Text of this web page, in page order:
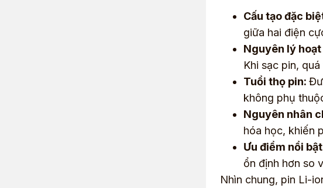
Cấu tạo đặc
giữa hai điện
Nguyên lý
Khi sạc pin,
Tuổi thọ pin:
không phụ
Nguyên nhân
hóa học, khiến
Ưu điểm nổi
ổn định hơn so
Nhìn chung, pin Li-